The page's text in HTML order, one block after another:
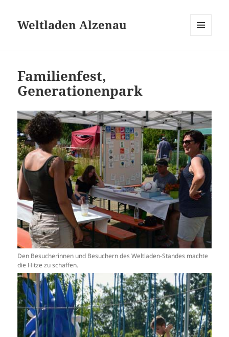
Weltladen Alzenau
Familienfest,
Generationenpark
Den Besucherinnen und Besuchern des Weltladen-Standes machte
die Hitze zu schaffen.